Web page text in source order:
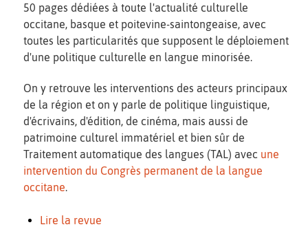
50 pages dédiées à toute l'actualité culturelle
occitane, basque et poitevine-saintongeaise, avec
toutes les particularités que supposent le déploiement
d'une politique culturelle en langue minorisée.
On y retrouve les interventions des acteurs principaux
de la région et on y parle de politique linguistique,
d'écrivains, d'édition, de cinéma, mais aussi de
patrimoine culturel immatériel et bien sûr de
Traitement automatique des langues (TAL) avec une
intervention du Congrès permanent de la langue
occitane.
Lire la revue